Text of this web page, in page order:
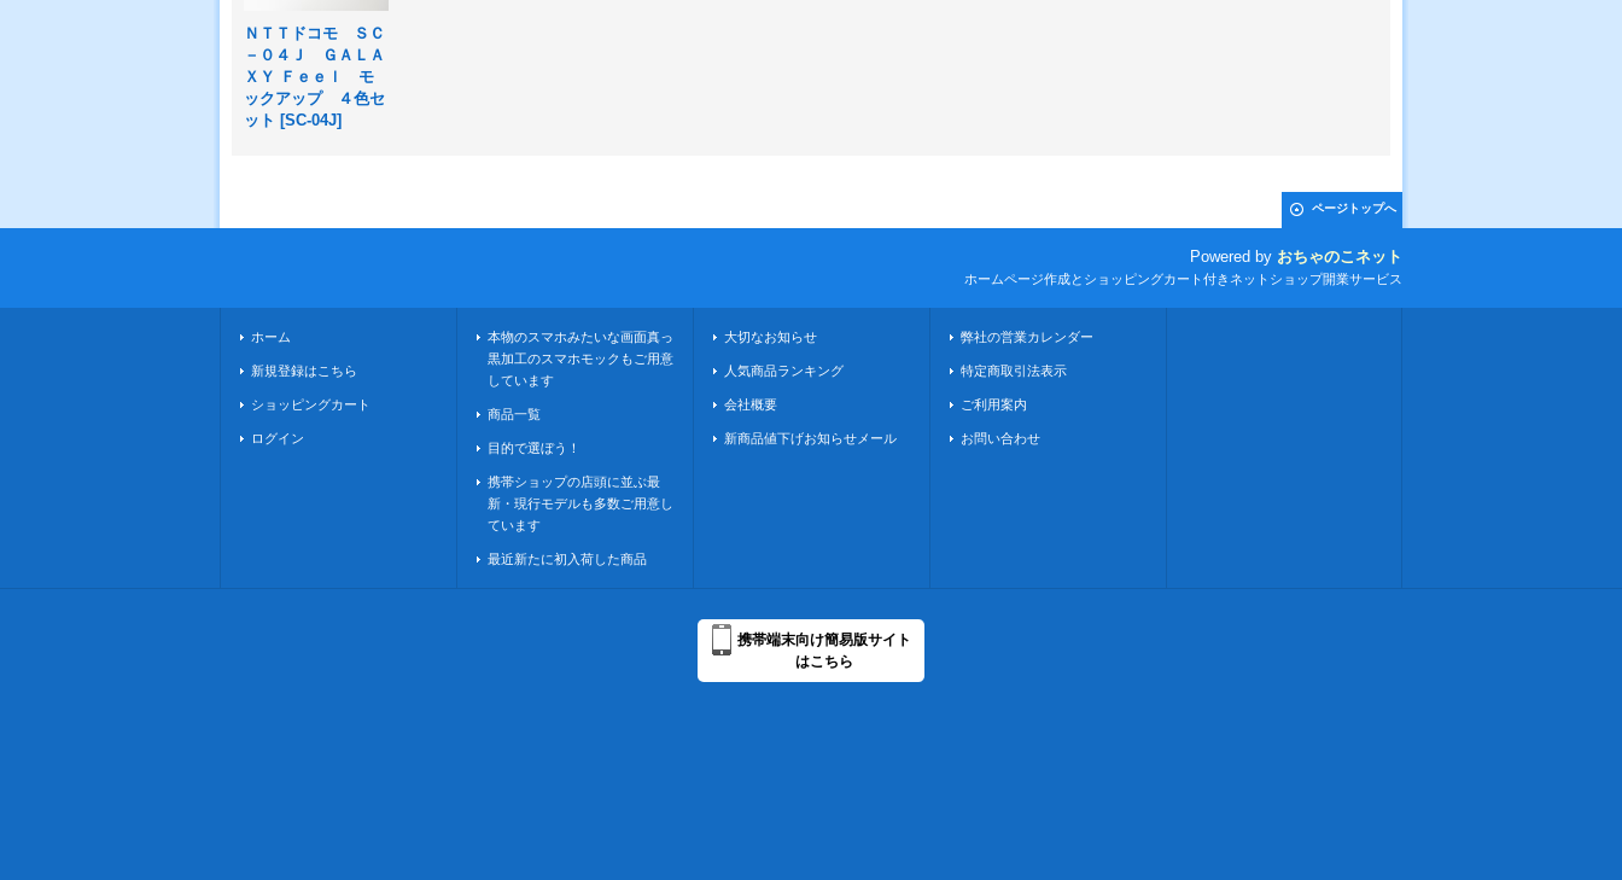
ＮＴＴドコモ ＳＣ
－０４Ｊ ＧＡＬＡ
ＸＹ Ｆｅｅｌ モ
ックアップ ４色セ
ット [SC-04J]
ページトップへ
Powered by おちゃのこネット
ホームページ作成とショッピングカート付きネットショップ開業サービス
ホーム
新規登録はこちら
ショッピングカート
ログイン
本物のスマホみたいな画面真っ
黒加工のスマホモックもご用意
しています
商品一覧
目的で選ぼう！
携帯ショップの店頭に並ぶ最
新・現行モデルも多数ご用意し
ています
最近新たに初入荷した商品
大切なお知らせ
人気商品ランキング
会社概要
新商品値下げお知らせメール
弊社の営業カレンダー
特定商取引法表示
ご利用案内
お問い合わせ
携帯端末向け簡易版サイト
はこちら